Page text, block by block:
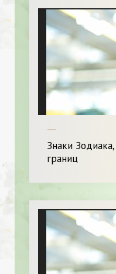
---
Знаки
границ